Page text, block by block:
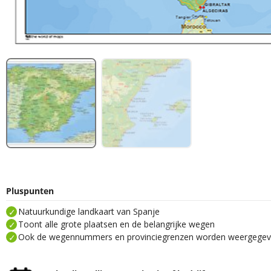
Pluspunten
Natuurkundige landkaart van Spanje
Toont alle grote plaatsen en de belangrijke wegen
Ook de wegennummers en provinciegrenzen worden